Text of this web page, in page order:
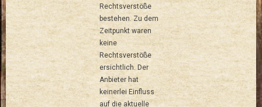
Rechtsverstöße
bestehen. Zu dem
Zeitpunkt waren
keine
Rechtsverstöße
ersichtlich. Der
Anbieter hat
keinerlei Einfluss
auf die aktuelle